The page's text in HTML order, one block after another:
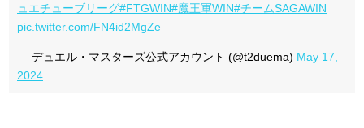
ュエチューブリーグ#FTGWIN#魔王軍WIN#チームSAGAWIN
pic.twitter.com/FN4id2MgZe
— デュエル・マスターズ公式アカウント (@t2duema) May 17,
2024